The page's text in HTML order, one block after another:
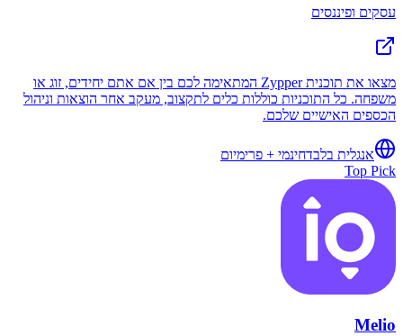
עסקים ופיננסים
מצאו את תוכנית Zypper המתאימה לכם בין אם אתם יחידים, זוג או
משפחה. כל התוכניות כוללות כלים לתקצוב, מעקב אחר הוצאות וניהול
הכספים האישיים שלכם.
אנגלית בלבדחינמי + פרימיום
Top Pick
Melio